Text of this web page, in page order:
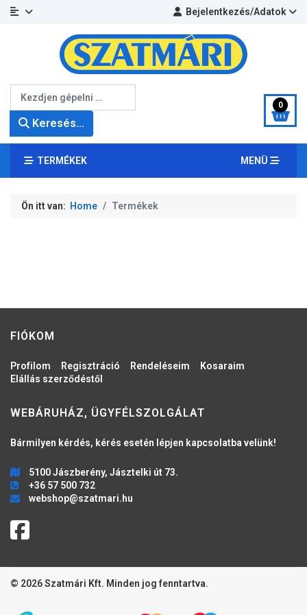
Bejelentkezés/Adatok
Keresés...
0
TERMÉKEK MENÜ
Ön itt van: Home Termékek
FIÓKOM
Profilom Regisztráció Rendeléseim
Kosaraim
Elállás szerződéstől
WEBÁRUHÁZ, ÜGYFÉLSZOLGÁLAT
Bármilyen kérdés, kérés esetén lépjen kapcsolatba velünk!
5100 Jászberény, Jásztelki út 73.
+36 57 500 732
webshop@szatmari.hu
© 2026 Szatmári Kft. Minden jog fenntartva.